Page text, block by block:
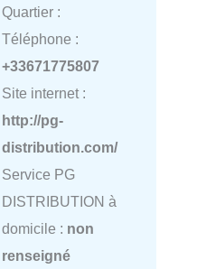
Quartier :
Téléphone :
+33671775807
Site internet :
http://pg-
distribution.com/
Service PG
DISTRIBUTION à
domicile : non
renseigné